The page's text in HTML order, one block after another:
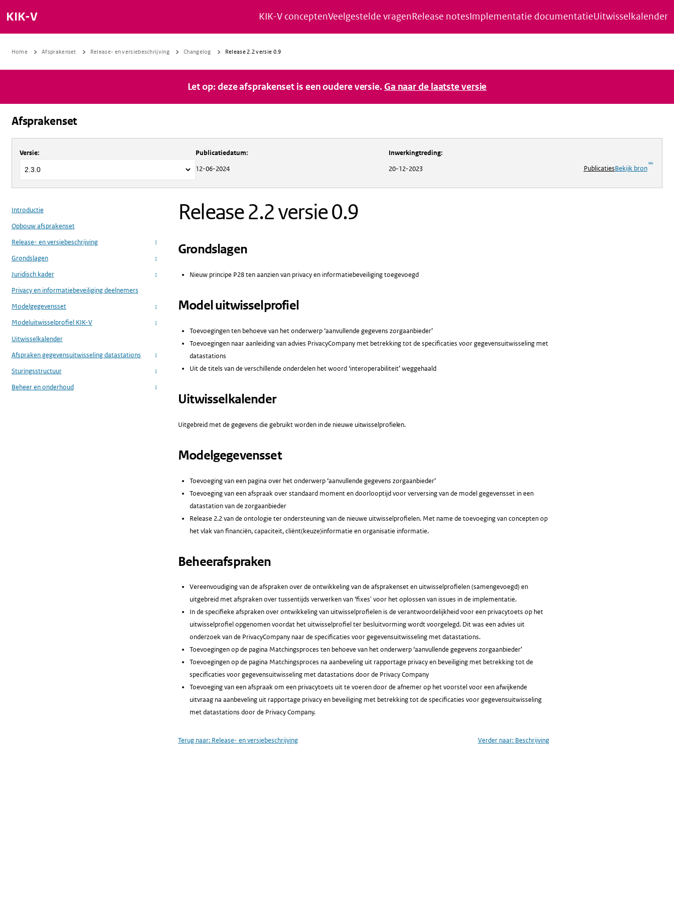
Naar de inhoud gaan
Naar de navigatie gaan
Naar de footer gaan
KIK-V KIK-V conceptenVeelgestelde vragenRelease notesImplementatie documentatieUitwisselkalender
Home Afsprakenset Release- en versiebeschrijving Changelog Release 2.2 versie 0.9
Let op: deze afsprakenset is een oudere versie. Ga naar de laatste versie
Afsprakenset
Over
Versie: Publicatiedatum:
12-06-2024
Inwerkingtreding:
20-12-2023
PublicatiesBekijk bron
...
Introductie
Opbouw afsprakenset
Release- en versiebeschrijving
...
Grondslagen ...
Juridisch kader ...
Privacy en informatiebeveiliging deelnemers
Modelgegevensset
...
Modeluitwisselprofiel KIK-V ...
Uitwisselkalender
Afspraken gegevensuitwisseling datastations
...
Sturingsstructuur ...
Beheer en onderhoud ...
Release 2.2 versie 0.9
Grondslagen
Nieuw principe P28 ten aanzien van privacy en informatiebeveiliging toegevoegd
Model uitwisselprofiel
Toevoegingen ten behoeve van het onderwerp ‘aanvullende gegevens zorgaanbieder’
Toevoegingen naar aanleiding van advies PrivacyCompany met betrekking tot de specificaties voor gegevensuitwisseling met
datastations
Uit de titels van de verschillende onderdelen het woord ‘interoperabiliteit’ weggehaald
Uitwisselkalender
Uitgebreid met de gegevens die gebruikt worden in de nieuwe uitwisselprofielen.
Modelgegevensset
Toevoeging van een pagina over het onderwerp ‘aanvullende gegevens zorgaanbieder’
Toevoeging van een afspraak over standaard moment en doorlooptijd voor verversing van de model gegevensset in een
datastation van de zorgaanbieder
Release 2.2 van de ontologie ter ondersteuning van de nieuwe uitwisselprofielen. Met name de toevoeging van concepten op
het vlak van financiën, capaciteit, cliënt(keuze)informatie en organisatie informatie.
Beheerafspraken
Vereenvoudiging van de afspraken over de ontwikkeling van de afsprakenset en uitwisselprofielen (samengevoegd) en
uitgebreid met afspraken over tussentijds verwerken van ‘fixes' voor het oplossen van issues in de implementatie.
In de specifieke afspraken over ontwikkeling van uitwisselprofielen is de verantwoordelijkheid voor een privacytoets op het
uitwisselprofiel opgenomen voordat het uitwisselprofiel ter besluitvorming wordt voorgelegd. Dit was een advies uit
onderzoek van de PrivacyCompany naar de specificaties voor gegevensuitwisseling met datastations.
Toevoegingen op de pagina Matchingsproces ten behoeve van het onderwerp ‘aanvullende gegevens zorgaanbieder’
Toevoegingen op de pagina Matchingsproces na aanbeveling uit rapportage privacy en beveiliging met betrekking tot de
specificaties voor gegevensuitwisseling met datastations door de Privacy Company
Toevoeging van een afspraak om een privacytoets uit te voeren door de afnemer op het voorstel voor een afwijkende
uitvraag na aanbeveling uit rapportage privacy en beveiliging met betrekking tot de specificaties voor gegevensuitwisseling
met datastations door de Privacy Company.
Terug naar: Release- en versiebeschrijving Verder naar: Beschrijving